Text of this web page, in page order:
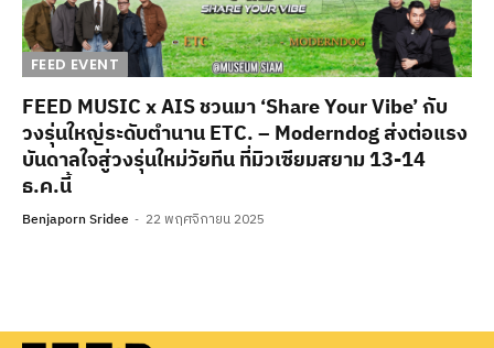
FEED EVENT
FEED MUSIC x AIS ชวนมา ‘Share Your Vibe’ กับ
วงรุ่นใหญ่ระดับตำนาน ETC. – Moderndog ส่งต่อแรง
บันดาลใจสู่วงรุ่นใหม่วัยทีน ที่มิวเซียมสยาม 13-14
ธ.ค.นี้
Benjaporn Sridee 22 พฤศจิกายน 2025